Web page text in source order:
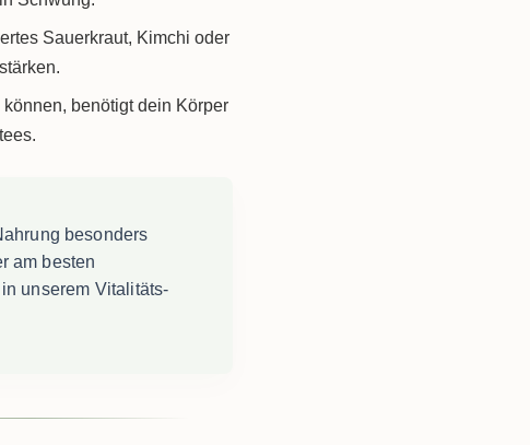
Sauerkraut, Kimchi oder
benötigt dein Körper
besonders
am besten
unserem Vitalitäts-